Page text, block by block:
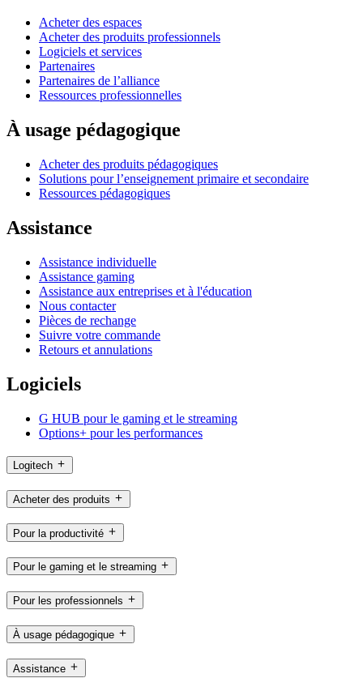
Acheter des espaces
Acheter des produits professionnels
Logiciels et services
Partenaires
Partenaires de l’alliance
Ressources professionnelles
À usage pédagogique
Acheter des produits pédagogiques
Solutions pour l’enseignement primaire et secondaire
Ressources pédagogiques
Assistance
Assistance individuelle
Assistance gaming
Assistance aux entreprises et à l'éducation
Nous contacter
Pièces de rechange
Suivre votre commande
Retours et annulations
Logiciels
G HUB pour le gaming et le streaming
Options+ pour les performances
Logitech
Acheter des produits
Pour la productivité
Pour le gaming et le streaming
Pour les professionnels
À usage pédagogique
Assistance